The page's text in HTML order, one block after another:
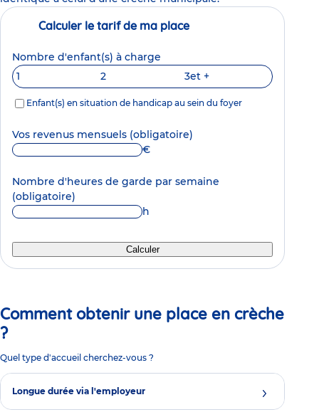
Calculer le tarif de ma place
Nombre d'enfant(s) à charge
1
2 3et +
Enfant(s) en situation de handicap au sein du foyer
Vos revenus mensuels (obligatoire)
€
Nombre d'heures de garde par semaine
(obligatoire)
h
Calculer
Comment obtenir une place en crèche
?
Quel type d'accueil cherchez-vous ?
Longue durée via l'employeur